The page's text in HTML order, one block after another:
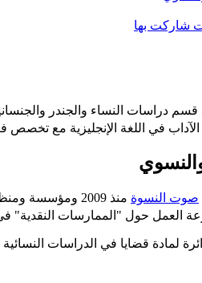
شاركت بها
في اللغة الإنجليزية مع تخصص
صوت النسوة منذ 2009 ومؤسسة ومنظمة
حول "الممارسات النقدية" في
قضايا في الدراسات النسائية في